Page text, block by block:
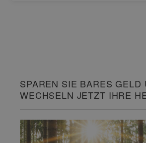
SPAREN SIE BARES GELD
WECHSELN JETZT IHRE